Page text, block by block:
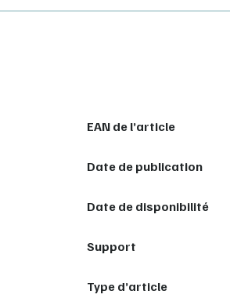
EAN de l’article
Date de publication
Date de disponibilité
Support
Type d’article